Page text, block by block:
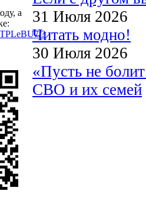
а
?
31 Июля 2026
Читать модно!
30 Июля 2026
«Пусть не
СВО и их семей